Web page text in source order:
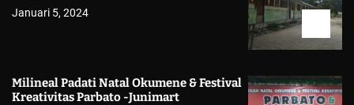
Januari 5, 2024
Milineal Padati Natal Okumene & Festival
Kreativitas Parbato -Junimart